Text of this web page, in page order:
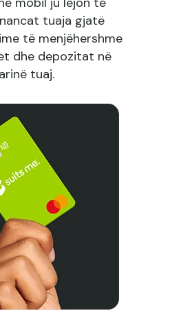
tuaja gjatë
të menjëhershme
dhe depozitat në
tuaj.